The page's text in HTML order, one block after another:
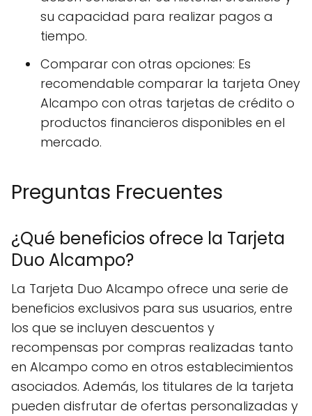
su capacidad para realizar pagos a
tiempo.
Comparar con otras opciones: Es
recomendable comparar la tarjeta Oney
Alcampo con otras tarjetas de crédito o
productos financieros disponibles en el
mercado.
Preguntas Frecuentes
¿Qué beneficios ofrece la Tarjeta
Duo Alcampo?
La Tarjeta Duo Alcampo ofrece una serie de
beneficios exclusivos para sus usuarios, entre
los que se incluyen descuentos y
recompensas por compras realizadas tanto
en Alcampo como en otros establecimientos
asociados. Además, los titulares de la tarjeta
pueden disfrutar de ofertas personalizadas y